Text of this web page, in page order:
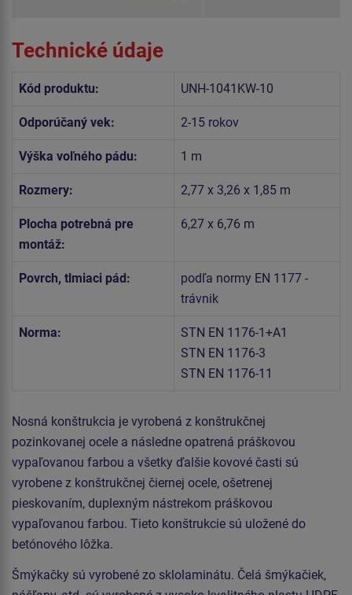
Technické údaje
Kód produktu: UNH-1041KW-10
Odporúčaný vek: 2-15 rokov
Výška voľného pádu: 1 m
Rozmery: 2,77 x 3,26 x 1,85 m
Plocha potrebná pre
montáž:
6,27 x 6,76 m
Povrch, tlmiaci pád:
podľa normy EN 1177 -
trávnik
Norma:
STN EN 1176-1+A1
STN EN 1176-3
STN EN 1176-11
Nosná konštrukcia je vyrobená z konštrukčnej
pozinkovanej ocele a následne opatrená práškovou
vypaľovanou farbou a všetky ďalšie kovové časti sú
vyrobene z konštrukčnej čiernej ocele, ošetrenej
pieskovaním, duplexným nástrekom práškovou
vypaľovanou farbou. Tieto konštrukcie sú uložené do
betónového lôžka.
Šmýkačky sú vyrobené zo sklolaminátu. Čelá šmýkačiek,